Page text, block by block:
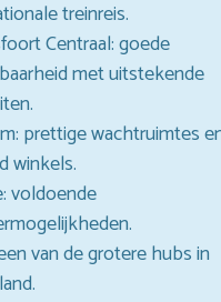
treinreis.
Centraal: goede
met uitstekende
prettige wachtruimtes
winkels.
voldoende
van de grotere hubs in